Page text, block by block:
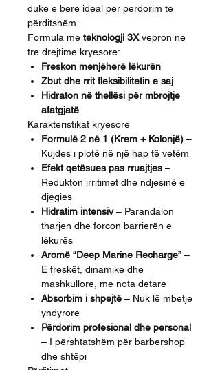
duke e bërë ideal për përdorim të
përditshëm.
Formula me teknologji 3Xvepron në
tre drejtime kryesore:
Freskon menjëherë lëkurën
Zbut dhe rrit fleksibilitetin e saj
Hidraton në thellësi për mbrojtje
afatgjatë
Karakteristikat kryesore
Formulë 2 në 1 (Krem + Kolonjë) –
Kujdes i plotë në një hap të vetëm
Efekt qetësues pas rruajtjes –
Redukton irritimet dhe ndjesinë e
djegies
Hidratim intensiv– Parandalon
tharjen dhe forcon barrierën e
lëkurës
Aromë “Deep Marine Recharge” –
E freskët, dinamike dhe
mashkullore, me nota detare
Absorbim i shpejtë – Nuk lë mbetje
yndyrore
Përdorim profesional dhe personal
– I përshtatshëm për barbershop
dhe shtëpi